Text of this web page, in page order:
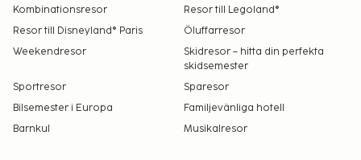
Kombinationsresor
Resor till Legoland®
Resor till Disneyland® Paris
Öluffarresor
Weekendresor
Skidresor – hitta din perfekta
skidsemester
Sportresor
Sparesor
Bilsemester i Europa
Familjevänliga hotell
Barnkul
Musikalresor